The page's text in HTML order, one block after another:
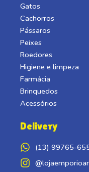
Gatos
Cachorros
Pássaros
Peixes
Roedores
Higiene e limpeza
Farmácia
Brinquedos
Acessórios
Delivery
(13) 99765-